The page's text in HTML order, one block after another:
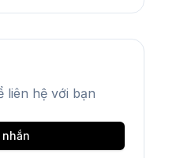
liên hệ với bạn